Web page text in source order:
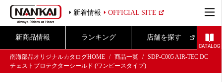
新着情報 OFFICIAL SITE
新商品情報 ランキング 店舗を探す
CATALOG
南海部品オリジナルカタログHOME
商品一覧
SDP-C005 AIR-TEC DC
チェストプロテクターシールド (ワンピースタイプ)